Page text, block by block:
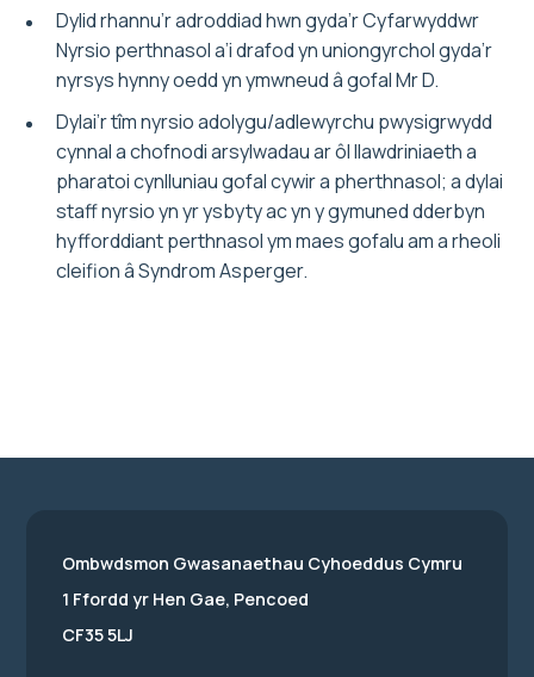
Dylid rhannu’r adroddiad hwn gyda’r Cyfarwyddwr
Nyrsio perthnasol a’i drafod yn uniongyrchol gyda’r
nyrsys hynny oedd yn ymwneud â gofal Mr D.
Dylai’r tîm nyrsio adolygu/adlewyrchu pwysigrwydd
cynnal a chofnodi arsylwadau ar ôl llawdriniaeth a
pharatoi cynlluniau gofal cywir a pherthnasol; a dylai
staff nyrsio yn yr ysbyty ac yn y gymuned dderbyn
hyfforddiant perthnasol ym maes gofalu am a rheoli
cleifion â Syndrom Asperger.
Ombwdsmon Gwasanaethau Cyhoeddus Cymru
1 Ffordd yr Hen Gae, Pencoed
CF35 5LJ